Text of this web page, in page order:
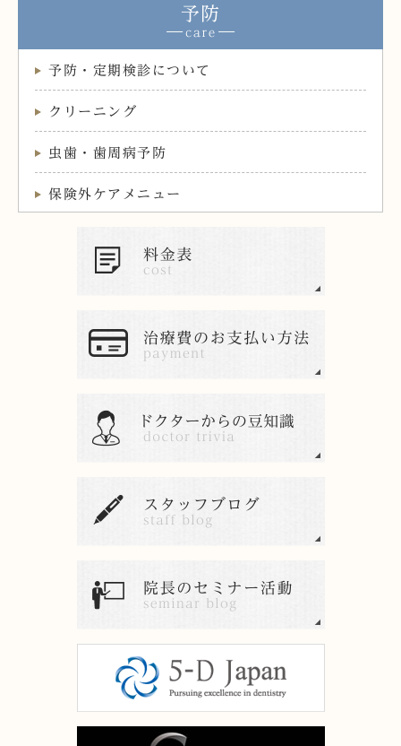
予防
予防・定期検診について
クリーニング
虫歯・歯周病予防
保険外ケアメニュー